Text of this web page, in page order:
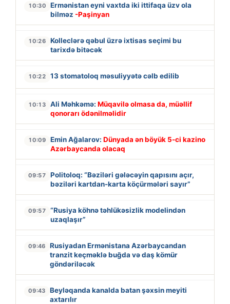
10:30
Ermənistan eyni vaxtda iki ittifaqa üzv ola
bilməz -Paşinyan
10:26
Kolleclərə qəbul üzrə ixtisas seçimi bu
tarixdə bitəcək
10:22 13 stomatoloq məsuliyyətə cəlb edilib
10:13 Ali Məhkəmə: Müqavilə olmasa da, müəllif
qonorarı ödənilməlidir
10:09 Emin Ağalarov: Dünyada ən böyük 5-ci kazino
Azərbaycanda olacaq
09:57
Politoloq: “Bəziləri gələcəyin qapısını açır,
bəziləri kartdan-karta köçürmələri sayır”
09:57
“Rusiya köhnə təhlükəsizlik modelindən
uzaqlaşır”
09:46
Rusiyadan Ermənistana Azərbaycandan
tranzit keçməklə buğda və daş kömür
göndəriləcək
09:43
Beyləqanda kanalda batan şəxsin meyiti
axtarılır